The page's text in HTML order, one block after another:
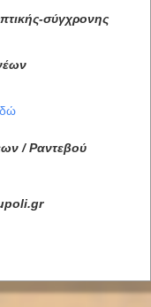
σύγχρονης
/ Ραντεβού
.gr